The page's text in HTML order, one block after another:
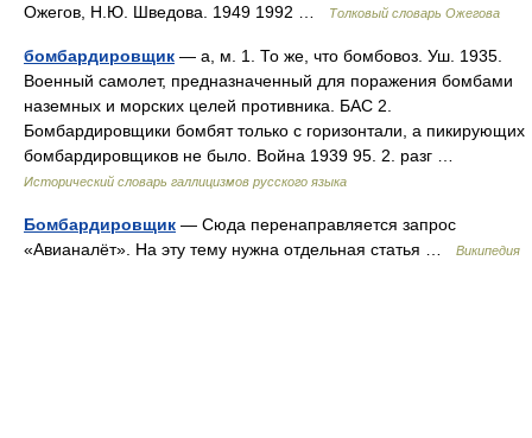
Ожегов, Н.Ю. Шведова. 1949 1992 …
Толковый словарь Ожегова
бомбардировщик — а, м. 1. То же, что бомбовоз. Уш. 1935.
Военный самолет, предназначенный для поражения бомбами
наземных и морских целей противника. БАС 2.
Бомбардировщики бомбят только с горизонтали, а пикирующих
бомбардировщиков не было. Война 1939 95. 2. разг …
Исторический словарь галлицизмов русского языка
Бомбардировщик — Сюда перенаправляется запрос
«Авианалёт». На эту тему нужна отдельная статья …
Википедия